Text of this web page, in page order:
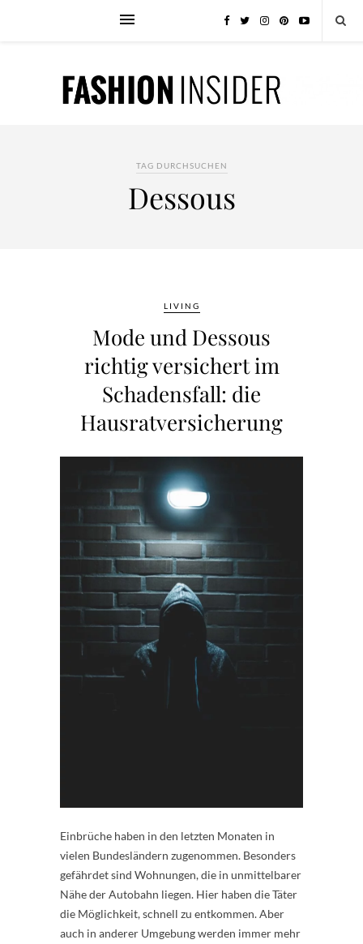
TAG DURCHSUCHEN
Dessous
LIVING
Mode und Dessous
richtig versichert im
Schadensfall: die
Hausratversicherung
Einbrüche haben in den letzten Monaten in
vielen Bundesländern zugenommen. Besonders
gefährdet sind Wohnungen, die in unmittelbarer
Nähe der Autobahn liegen. Hier haben die Täter
die Möglichkeit, schnell zu entkommen. Aber
auch in anderer Umgebung werden immer mehr